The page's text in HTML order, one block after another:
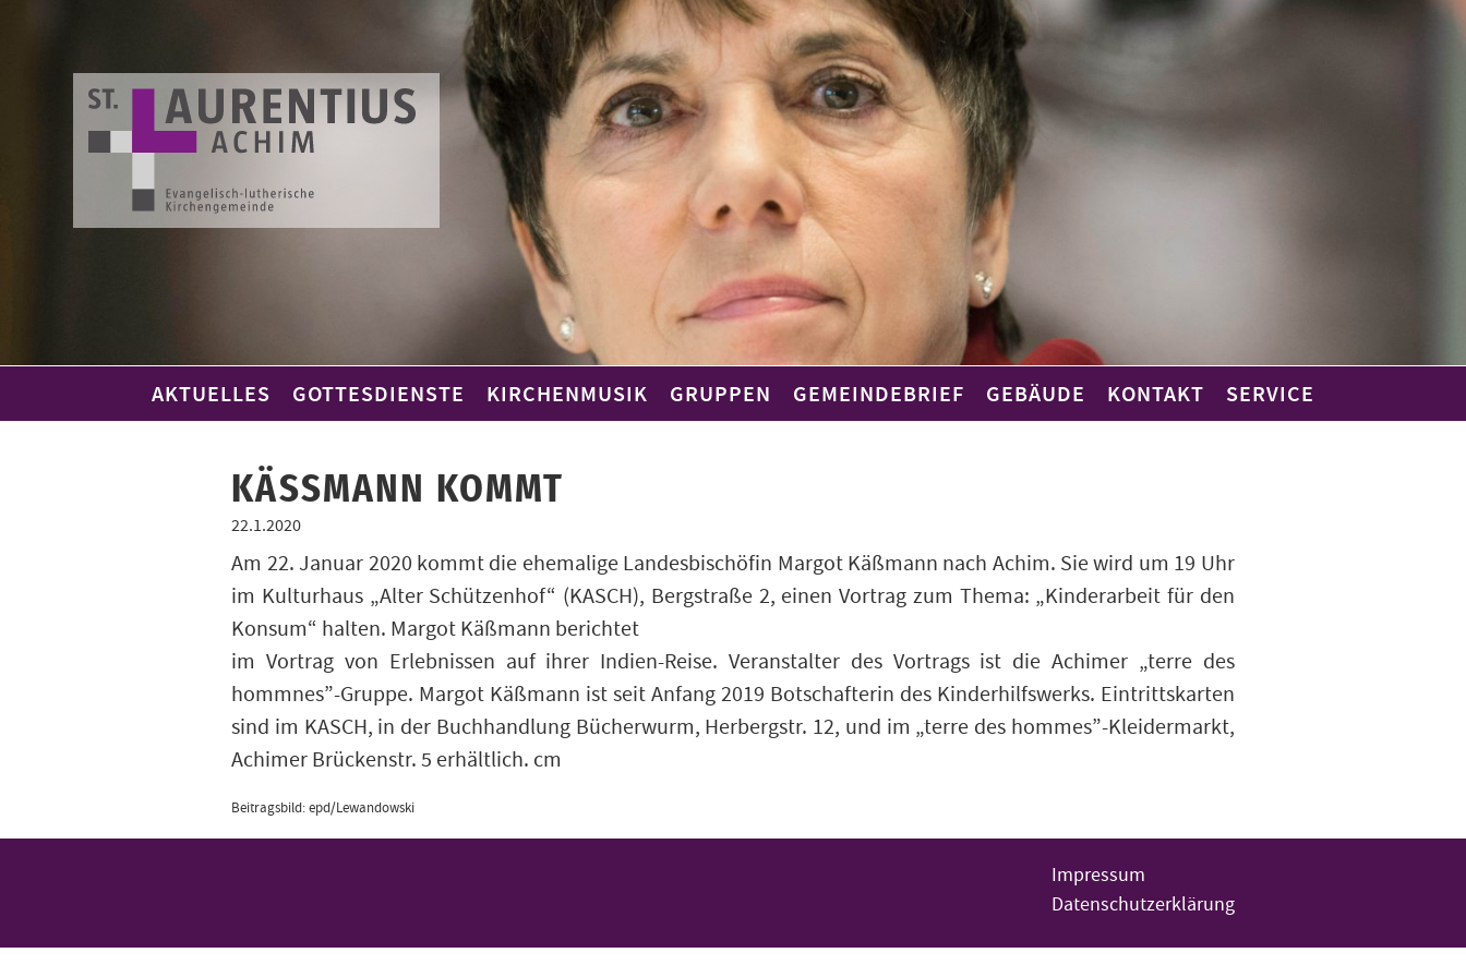
AKTUELLES GOTTESDIENSTE KIRCHENMUSIK GRUPPEN GEMEINDEBRIEF GEBÄUDE KONTAKT SERVICE
KÄSSMANN KOMMT
22.1.2020
Am 22. Januar 2020 kommt die ehemalige Landesbischöfin Margot Käßmann nach Achim. Sie wird um 19 Uhr
im Kulturhaus „Alter Schützenhof“ (KASCH), Bergstraße 2, einen Vortrag zum Thema: „Kinderarbeit für den
Konsum“ halten. Margot Käßmann berichtet
im Vortrag von Erlebnissen auf ihrer Indien-Reise. Veranstalter des Vortrags ist die Achimer „terre des
hommnes”-Gruppe. Margot Käßmann ist seit Anfang 2019 Botschafterin des Kinderhilfswerks. Eintrittskarten
sind im KASCH, in der Buchhandlung Bücherwurm, Herbergstr. 12, und im „terre des hommes”-Kleidermarkt,
Achimer Brückenstr. 5 erhältlich. cm
Beitragsbild: epd/Lewandowski
Impressum
Datenschutzerklärung